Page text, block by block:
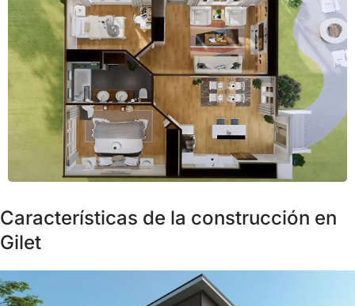
Características de la construcción en
Gilet